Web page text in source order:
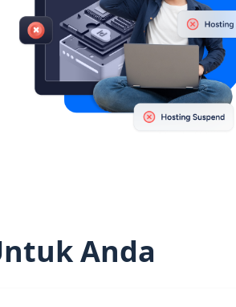
Anda